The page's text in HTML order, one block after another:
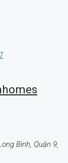
Bình, Quận 9,